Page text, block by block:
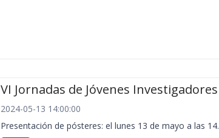
VI Jornadas de Jóvenes Investigadores
2024-05-13 14:00:00
Presentación de pósteres: el lunes 13 de mayo a las 14.